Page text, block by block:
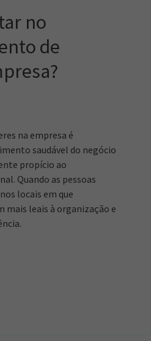
no
de
na empresa é
saudável do negócio
propício ao
Quando as pessoas
locais em que
leais à organização e